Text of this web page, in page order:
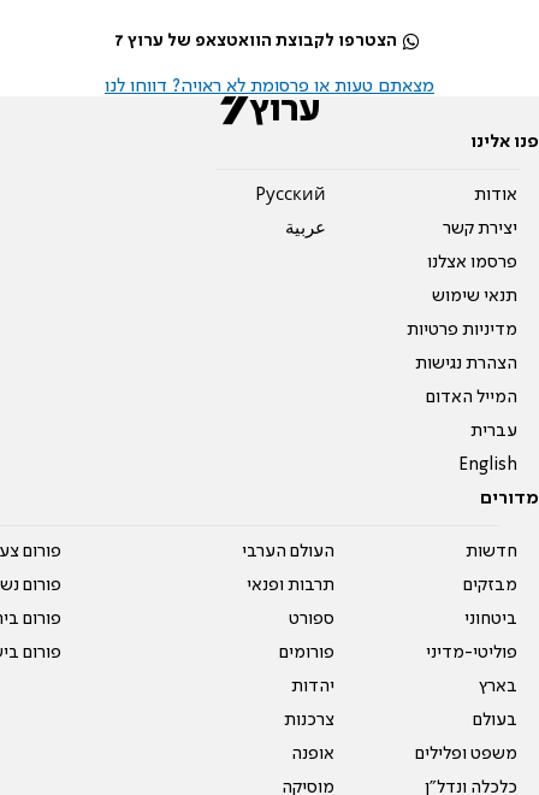
הצטרפו לקבוצת הוואטצאפ של ערוץ 7
מצאתם טעות או פרסומת לא ראויה? דווחו לנו
פנו אלינו
אודות
יצירת קשר
פרסמו אצלנו
תנאי שימוש
מדיניות פרטיות
הצהרת נגישות
המייל האדום
עברית
English
Pусский
عربية
מדורים
חדשות
מבזקים
ביטחוני
פוליטי-מדיני
בארץ
בעולם
משפט ופלילים
כלכלה ונדל"ן
העולם הערבי
תרבות ופנאי
ספורט
פורומים
יהדות
צרכנות
אופנה
מוסיקה
פורום
פורום
פורום
פורום